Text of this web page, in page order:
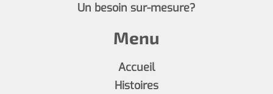
Un besoin sur-mesure?
Menu
Accueil
Histoires